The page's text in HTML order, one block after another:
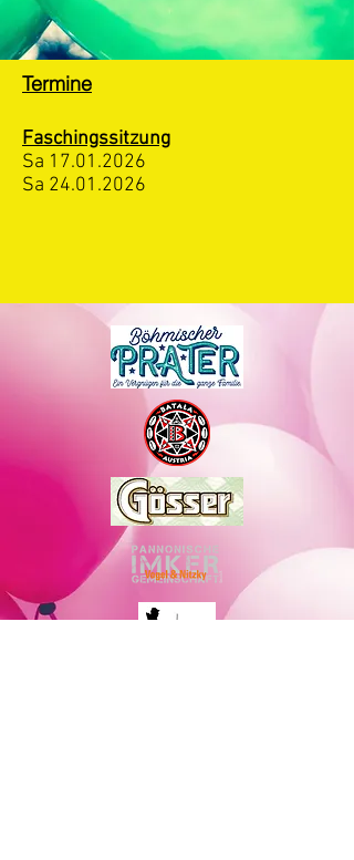
Termine
Faschingssitzung
Sa 17.01.2026
Sa 24.01.2026